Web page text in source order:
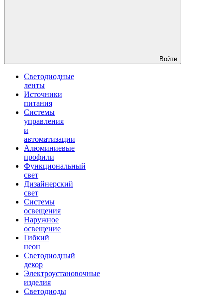
Войти
Светодиодные
ленты
Источники
питания
Системы
управления
и
автоматизации
Алюминиевые
профили
Функциональный
свет
Дизайнерский
свет
Системы
освещения
Наружное
освещение
Гибкий
неон
Светодиодный
декор
Электроустановочные
изделия
Светодиоды